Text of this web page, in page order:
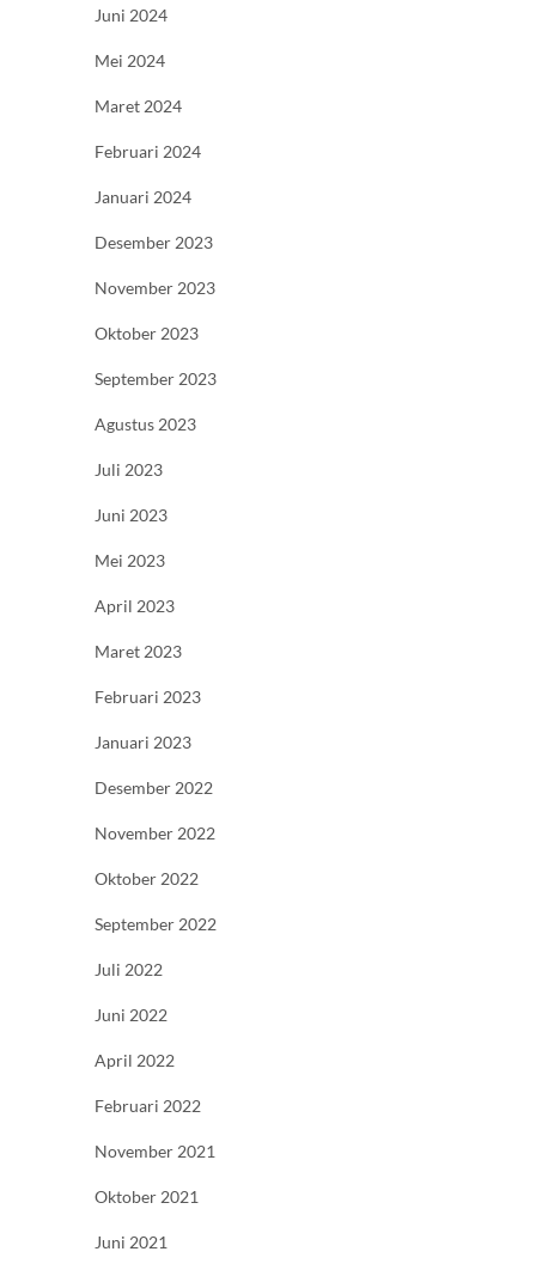
Juni 2024
Mei 2024
Maret 2024
Februari 2024
Januari 2024
Desember 2023
November 2023
Oktober 2023
September 2023
Agustus 2023
Juli 2023
Juni 2023
Mei 2023
April 2023
Maret 2023
Februari 2023
Januari 2023
Desember 2022
November 2022
Oktober 2022
September 2022
Juli 2022
Juni 2022
April 2022
Februari 2022
November 2021
Oktober 2021
Juni 2021